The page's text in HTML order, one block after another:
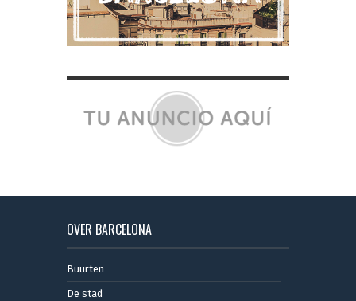
OVER BARCELONA
Buurten
De stad